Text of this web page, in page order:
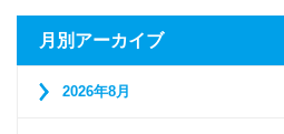
月別アーカイブ
2026年8月